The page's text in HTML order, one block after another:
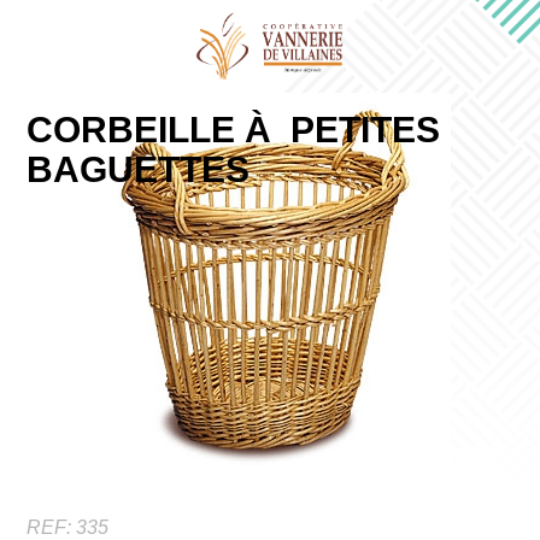
CORBEILLE À PETITES
BAGUETTES
REF:335